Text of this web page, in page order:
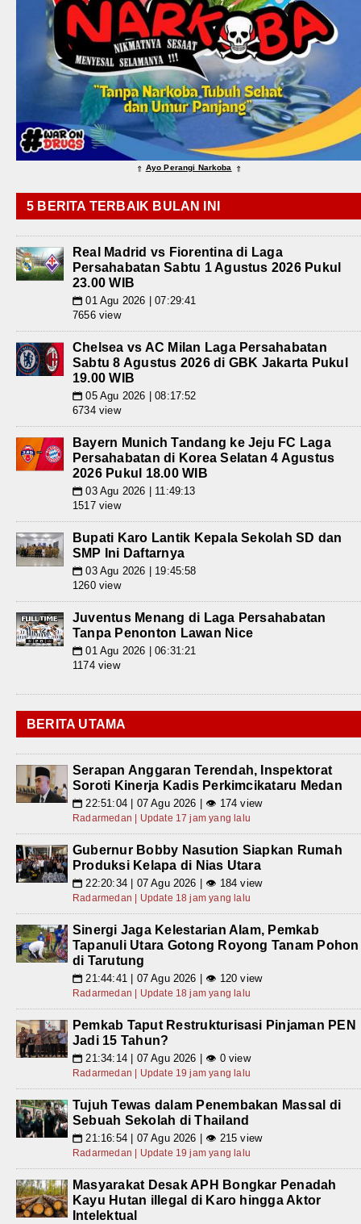
⇑ Ayo Perangi Narkoba ⇑
5 BERITA TERBAIK BULAN INI
Real Madrid vs Fiorentina di Laga
Persahabatan Sabtu 1 Agustus 2026 Pukul
23.00 WIB
📅 01 Agu 2026 | 07:29:41
7656 view
Chelsea vs AC Milan Laga Persahabatan
Sabtu 8 Agustus 2026 di GBK Jakarta Pukul
19.00 WIB
📅 05 Agu 2026 | 08:17:52
6734 view
Bayern Munich Tandang ke Jeju FC Laga
Persahabatan di Korea Selatan 4 Agustus
2026 Pukul 18.00 WIB
📅 03 Agu 2026 | 11:49:13
1517 view
Bupati Karo Lantik Kepala Sekolah SD dan
SMP Ini Daftarnya
📅 03 Agu 2026 | 19:45:58
1260 view
Juventus Menang di Laga Persahabatan
Tanpa Penonton Lawan Nice
📅 01 Agu 2026 | 06:31:21
1174 view
BERITA UTAMA
Serapan Anggaran Terendah, Inspektorat
Soroti Kinerja Kadis Perkimcikataru Medan
📅 22:51:04 | 07 Agu 2026 | 👁 174 view
Radarmedan | Update 17 jam yang lalu
Gubernur Bobby Nasution Siapkan Rumah
Produksi Kelapa di Nias Utara
📅 22:20:34 | 07 Agu 2026 | 👁 184 view
Radarmedan | Update 18 jam yang lalu
Sinergi Jaga Kelestarian Alam, Pemkab
Tapanuli Utara Gotong Royong Tanam Pohon
di Tarutung
📅 21:44:41 | 07 Agu 2026 | 👁 120 view
Radarmedan | Update 18 jam yang lalu
Pemkab Taput Restrukturisasi Pinjaman PEN
Jadi 15 Tahun?
📅 21:34:14 | 07 Agu 2026 | 👁 0 view
Radarmedan | Update 19 jam yang lalu
Tujuh Tewas dalam Penembakan Massal di
Sebuah Sekolah di Thailand
📅 21:16:54 | 07 Agu 2026 | 👁 215 view
Radarmedan | Update 19 jam yang lalu
Masyarakat Desak APH Bongkar Penadah
Kayu Hutan illegal di Karo hingga Aktor
Intelektual